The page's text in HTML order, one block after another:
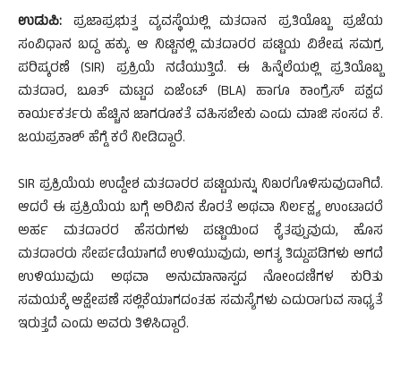
ಉಡುಪಿ: ಪ್ರಜಾಪ್ರಭುತ್ವ ವ್ಯವಸ್ಥೆಯಲ್ಲಿ ಮತದಾನ ಪ್ರತಿಯೊಬ್ಬ ಪ್ರಜೆಯ
ಸಂವಿಧಾನ ಬದ್ದ ಹಕ್ಕು. ಆ ನಿಟ್ಟಿನಲ್ಲಿ ಮತದಾರರ ಪಟ್ಟಿಯ ವಿಶೇಷ ಸಮಗ್ರ
ಪರಿಷ್ಕರಣೆ (SIR) ಪ್ರಕ್ರಿಯೆ ನಡೆಯುತ್ತಿದೆ. ಈ ಹಿನ್ನೆಲೆಯಲ್ಲಿ ಪ್ರತಿಯೊಬ್ಬ
ಮತದಾರ, ಬೂತ್ ಮಟ್ಟದ ಏಜೆಂಟ್ (BLA) ಹಾಗೂ ಕಾಂಗ್ರೆಸ್ ಪಕ್ಷದ
ಕಾರ್ಯಕರ್ತರು ಹೆಚ್ಚಿನ ಜಾಗರೂಕತೆ ವಹಿಸಬೇಕು ಎಂದು ಮಾಜಿ ಸಂಸದ ಕೆ.
ಜಯಪ್ರಕಾಶ್ ಹೆಗ್ಡೆ ಕರೆ ನೀಡಿದ್ದಾರೆ.
SIR ಪ್ರಕ್ರಿಯೆಯ ಉದ್ದೇಶ ಮತದಾರರ ಪಟ್ಟಿಯನ್ನು ನಿಖರಗೊಳಿಸುವುದಾಗಿದೆ.
ಆದರೆ ಈ ಪ್ರಕ್ರಿಯೆಯ ಬಗ್ಗೆ ಅರಿವಿನ ಕೊರತೆ ಅಥವಾ ನಿರ್ಲಕ್ಷ್ಯ ಉಂಟಾದರೆ
ಅರ್ಹ ಮತದಾರರ ಹೆಸರುಗಳು ಪಟ್ಟಿಯಿಂದ ಕೈತಪ್ಪುವುದು, ಹೊಸ
ಮತದಾರರು ಸೇರ್ಪಡೆಯಾಗದೆ ಉಳಿಯುವುದು, ಅಗತ್ಯ ತಿದ್ದುಪಡಿಗಳು ಆಗದೆ
ಉಳಿಯುವುದು ಅಥವಾ ಅನುಮಾನಾಸ್ಪದ ನೋಂದಣಿಗಳ ಕುರಿತು
ಸಮಯಕ್ಕೆ ಆಕ್ಷೇಪಣೆ ಸಲ್ಲಿಕೆಯಾಗದಂತಹ ಸಮಸ್ಯೆಗಳು ಎದುರಾಗುವ ಸಾಧ್ಯತೆ
ಇರುತ್ತದೆ ಎಂದು ಅವರು ತಿಳಿಸಿದ್ದಾರೆ.